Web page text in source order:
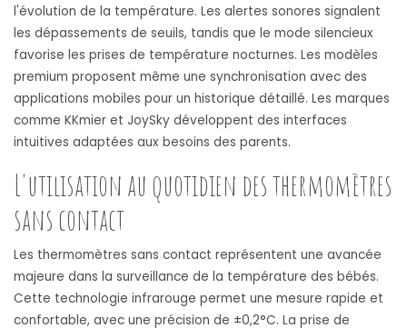
l'évolution de la température. Les alertes sonores signalent
les dépassements de seuils, tandis que le mode silencieux
favorise les prises de température nocturnes. Les modèles
premium proposent même une synchronisation avec des
applications mobiles pour un historique détaillé. Les marques
comme KKmier et JoySky développent des interfaces
intuitives adaptées aux besoins des parents.
L'utilisation au quotidien des thermomètres
sans contact
Les thermomètres sans contact représentent une avancée
majeure dans la surveillance de la température des bébés.
Cette technologie infrarouge permet une mesure rapide et
confortable, avec une précision de ±0,2°C. La prise de